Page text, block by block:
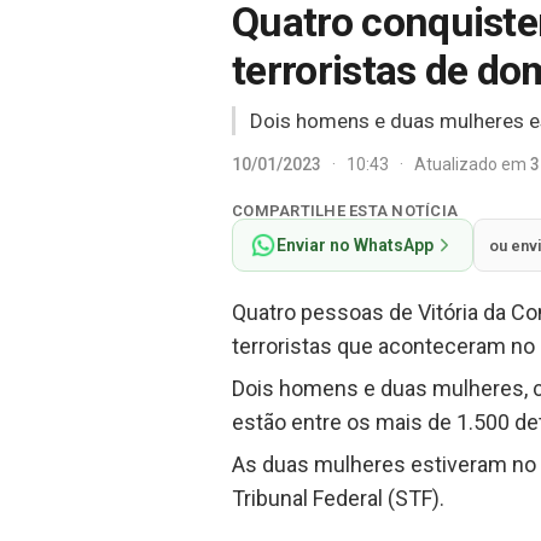
Quatro
terroristas de
Dois homens e duas mulheres
10/01/2023 · 10:43 · Atualizado em
COMPARTILHE ESTA NOTÍCIA
Enviar no WhatsApp ou
Quatro pessoas de Vitória da
terroristas que aconteceram no
Dois homens e duas mulheres,
estão entre os mais de 1.500
As duas mulheres estiveram
Tribunal Federal (STF).